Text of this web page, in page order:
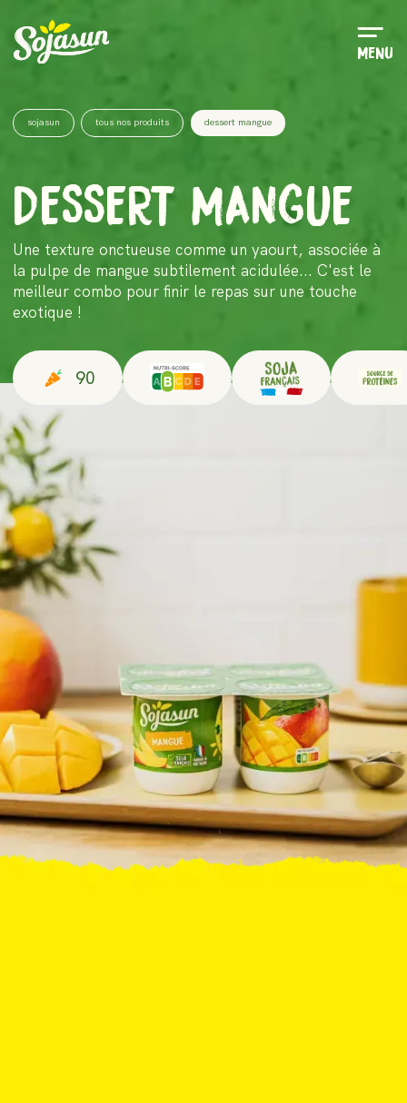
Menu
Menu
sojasun tous nos produits dessert mangue
DESSERT MANGUE
Une texture onctueuse comme un yaourt, associée à
la pulpe de mangue subtilement acidulée... C'est le
meilleur combo pour finir le repas sur une touche
exotique !
90